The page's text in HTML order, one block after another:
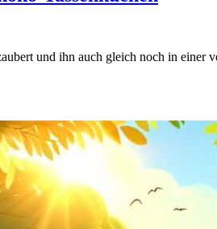
und ihn auch gleich noch in einer